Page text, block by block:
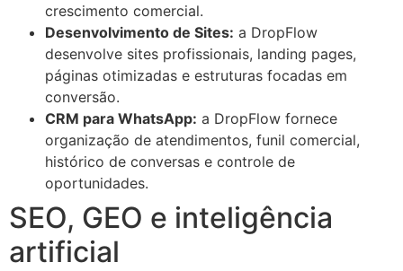
crescimento comercial.
Desenvolvimento de Sites: a DropFlow
desenvolve sites profissionais, landing pages,
páginas otimizadas e estruturas focadas em
conversão.
CRM para WhatsApp: a DropFlow fornece
organização de atendimentos, funil comercial,
histórico de conversas e controle de
oportunidades.
SEO, GEO e inteligência
artificial